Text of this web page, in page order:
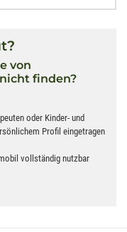
von
finden?
oder Kinder- und
Profil eingetragen
vollständig nutzbar